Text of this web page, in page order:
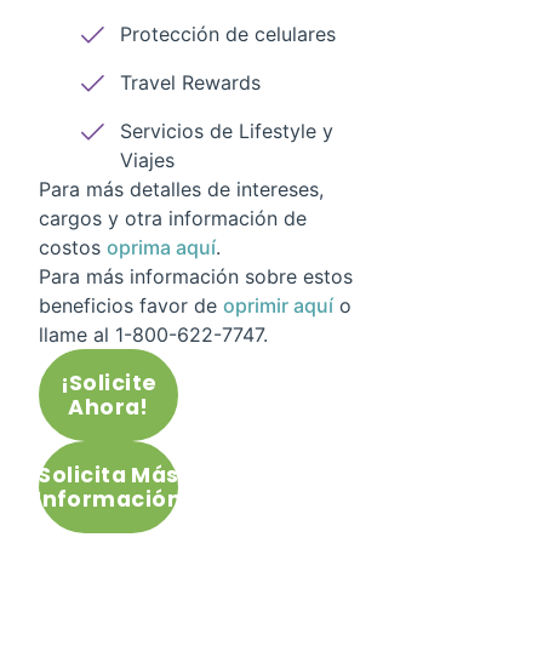
Protección de celulares
Travel Rewards
Servicios de Lifestyle y
Viajes
Para más detalles de intereses,
cargos y otra información de
costos oprima aquí.
Para más información sobre estos
beneficios favor de oprimir aquí o
llame al 1-800-622-7747.
¡Solicite
Ahora!
Solicita Más
Información